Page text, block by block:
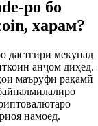
ро бо
харам?
дастгирӣ мекунад
анҷом диҳед.
маъруфи рақамӣ
намоед.